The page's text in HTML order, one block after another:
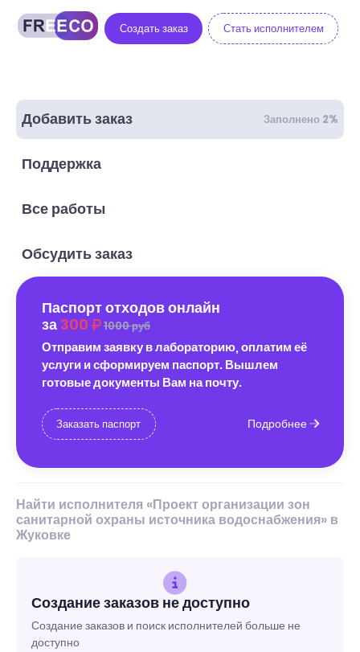
Создать заказ Стать исполнителем
Добавить заказ Заполнено 2%
Поддержка
Все работы
Обсудить заказ
Паспорт отходов онлайн
за 300 1000 руб
Отправим заявку в лабораторию, оплатим её
услуги и сформируем паспорт. Вышлем
готовые документы Вам на почту.
Заказать паспорт Подробнее
Найти исполнителя «Проект организации зон
санитарной охраны источника водоснабжения» в
Жуковке
Создание заказов не доступно
Создание заказов и поиск исполнителей больше не
доступно